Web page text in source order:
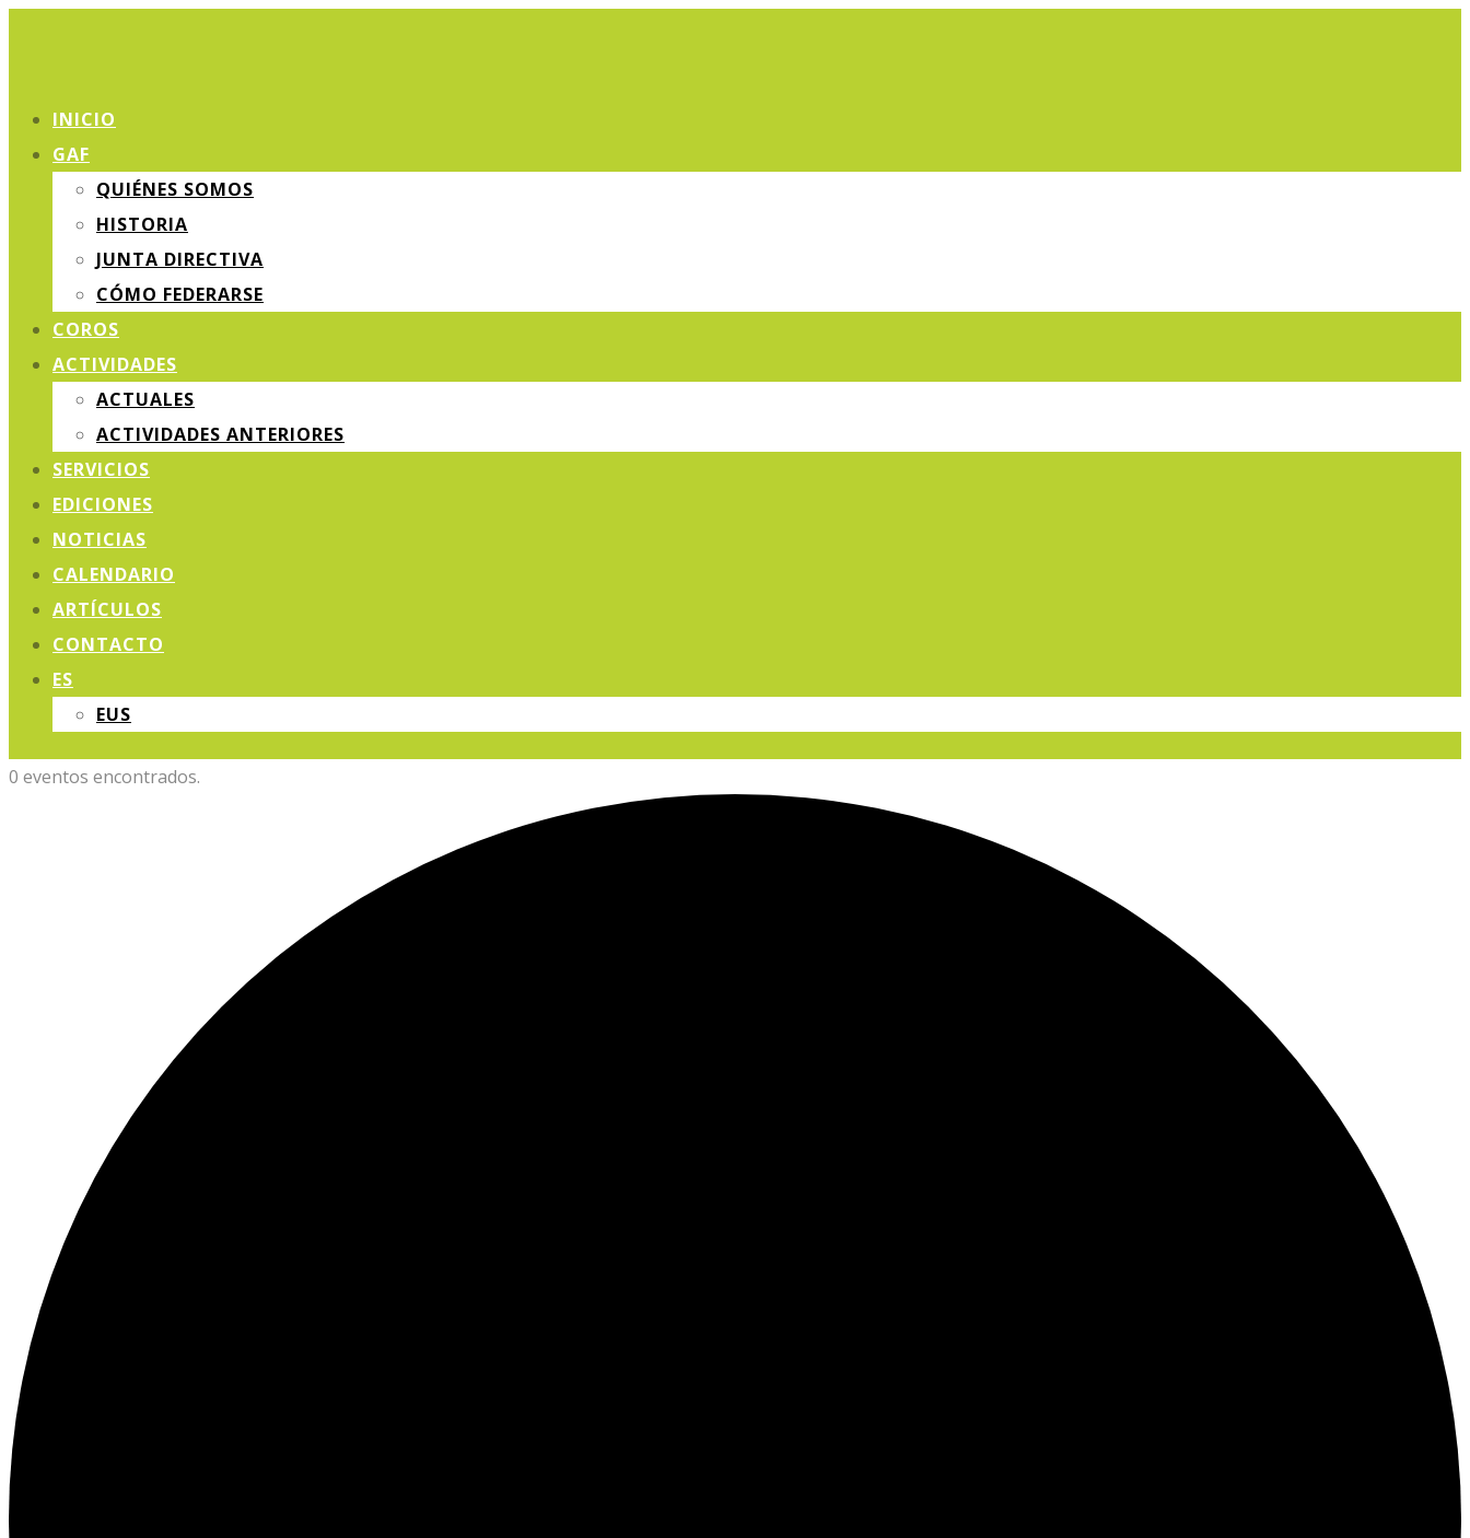
INICIO
GAF
QUIÉNES SOMOS
HISTORIA
JUNTA DIRECTIVA
CÓMO FEDERARSE
COROS
ACTIVIDADES
ACTUALES
ACTIVIDADES ANTERIORES
SERVICIOS
EDICIONES
NOTICIAS
CALENDARIO
ARTÍCULOS
CONTACTO
ES
EUS
0 eventos encontrados.